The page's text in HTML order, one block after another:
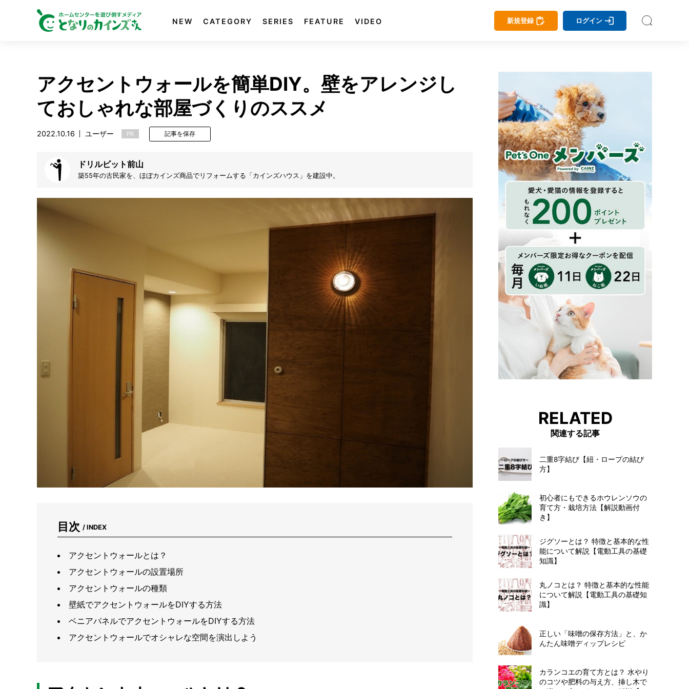
NEW CATEGORY SERIES FEATURE VIDEO 新規登録 ログイン
アクセントウォールを簡単DIY。壁をアレンジし
ておしゃれな部屋づくりのススメ
2022.10.16 ユーザー PR 記事を保存
ドリルビット前山
築55年の古民家を、ほぼカインズ商品でリフォームする「カインズハウス」を建設中。
目次 / INDEX
アクセントウォールとは？
アクセントウォールの設置場所
アクセントウォールの種類
壁紙でアクセントウォールをDIYする方法
ベニアパネルでアクセントウォールをDIYする方法
アクセントウォールでオシャレな空間を演出しよう
RELATED
関連する記事
二重8字結び【紐・ロープの結び
方】
初心者にもできるホウレンソウの
育て方・栽培方法【解説動画付
き】
ジグソーとは？ 特徴と基本的な性
能について解説【電動工具の基礎
知識】
丸ノコとは？ 特徴と基本的な性能
について解説【電動工具の基礎知
識】
正しい「味噌の保存方法」と、か
んたん味噌ディップレシピ
カランコエの育て方とは？ 水やり
のコツや肥料の与え方、挿し木で